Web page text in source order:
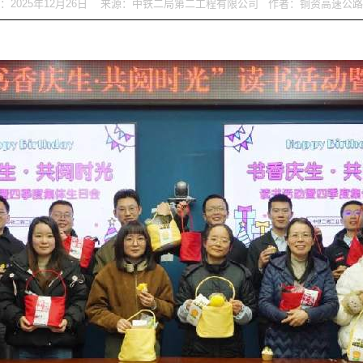
2025年12月26日 来源：中铁二局第二工程有限公司 作者：铜资高速公